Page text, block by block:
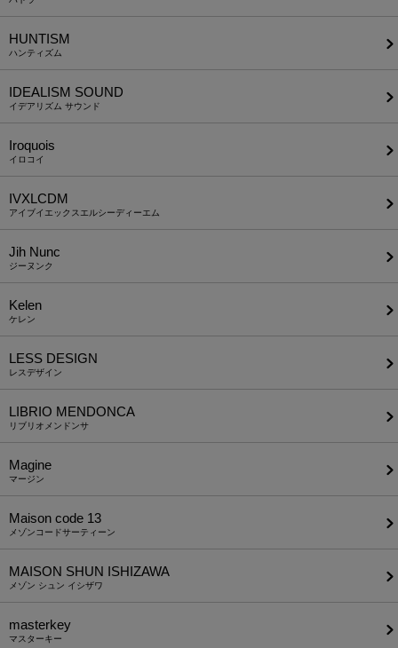
HUNTISM
ハンティズム
IDEALISM SOUND
イデアリズム サウンド
Iroquois
イロコイ
IVXLCDM
アイブイエックスエルシーディーエム
Jih Nunc
ジーヌンク
Kelen
ケレン
LESS DESIGN
レスデザイン
LIBRIO MENDONCA
リブリオメンドンサ
Magine
マージン
Maison code 13
メゾンコードサーティーン
MAISON SHUN ISHIZAWA
メゾン シュン イシザワ
masterkey
マスターキー